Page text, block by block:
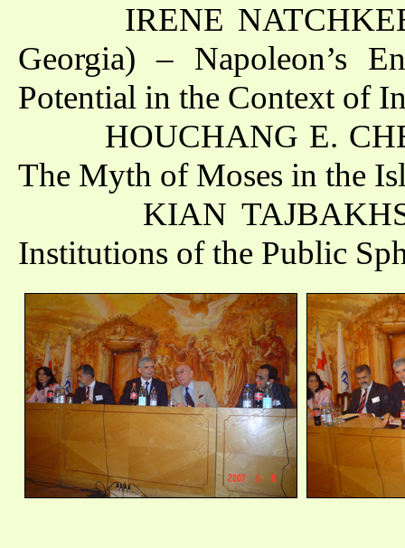
IRENE
Georgia) – Napoleon’s
Potential in the Context of
HOUCHANG E.
The Myth of Moses in the
KIAN TAJBAKHSH
Institutions of the Public